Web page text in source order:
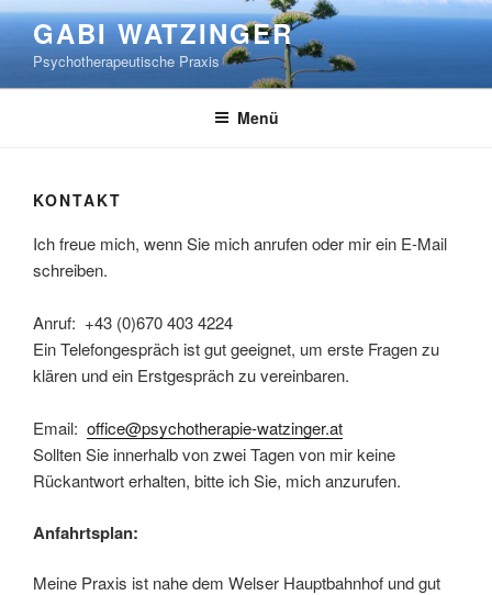
Zum
Inhalt
springen
GABI WATZINGER
Psychotherapeutische Praxis
Menü
KONTAKT
Ich freue mich, wenn Sie mich anrufen oder mir ein E-Mail
schreiben.
Anruf: +43 (0)670 403 4224
Ein Telefongespräch ist gut geeignet, um erste Fragen zu
klären und ein Erstgespräch zu vereinbaren.
Email: office@psychotherapie-watzinger.at
Sollten Sie innerhalb von zwei Tagen von mir keine
Rückantwort erhalten, bitte ich Sie, mich anzurufen.
Anfahrtsplan:
Meine Praxis ist nahe dem Welser Hauptbahnhof und gut